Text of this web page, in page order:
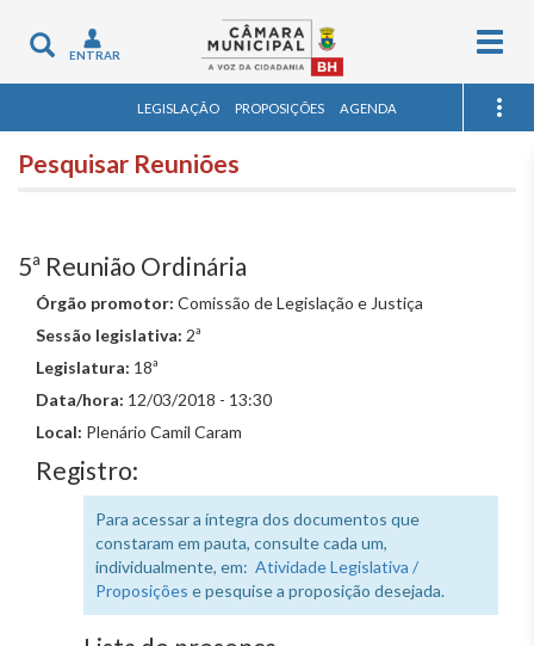
Toggle
navigation
ENTRAR
LEGISLAÇÃO PROPOSIÇÕES AGENDA
Pesquisar Reuniões
5ª Reunião Ordinária
Órgão promotor: Comissão de Legislação e Justiça
Sessão legislativa: 2ª
Legislatura: 18ª
Data/hora: 12/03/2018 - 13:30
Local: Plenário Camil Caram
Registro:
Para acessar a íntegra dos documentos que
constaram em pauta, consulte cada um,
individualmente, em: Atividade Legislativa /
Proposições e pesquise a proposição desejada.